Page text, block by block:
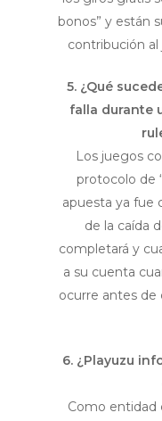
bonos” y están
contribución
5. ¿Qué
falla durante
Los juegos
protocolo de
apuesta ya fue
de la caída
completará y
a su cuenta
ocurre antes de
6. ¿Playuzu
Como entidad